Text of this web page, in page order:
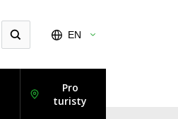
EN
Pro
turisty